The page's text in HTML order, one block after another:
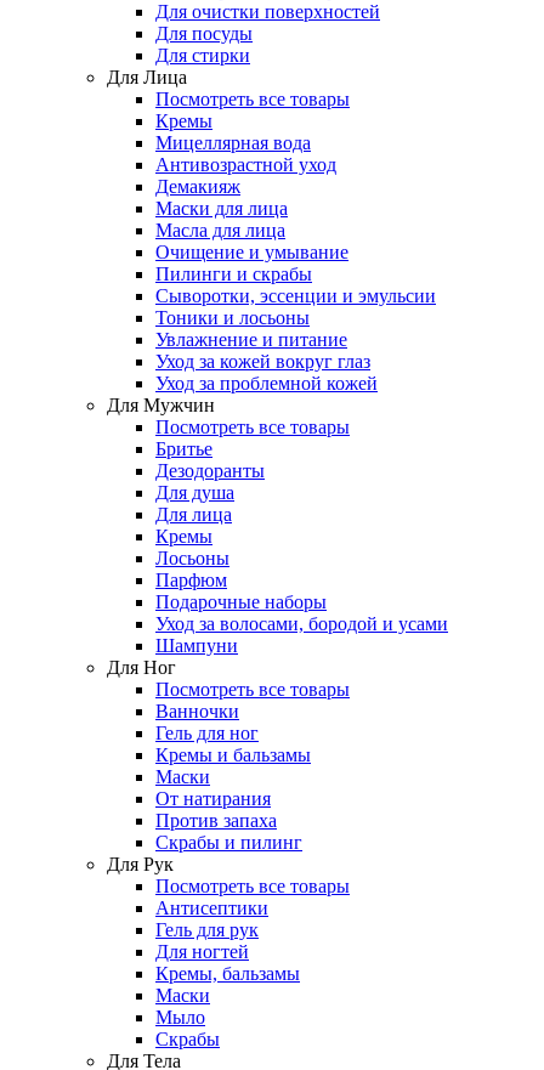
Для очистки поверхностей
Для посуды
Для стирки
Для Лица
Посмотреть все товары
Кремы
Мицеллярная вода
Антивозрастной уход
Демакияж
Маски для лица
Масла для лица
Очищение и умывание
Пилинги и скрабы
Сыворотки, эссенции и эмульсии
Тоники и лосьоны
Увлажнение и питание
Уход за кожей вокруг глаз
Уход за проблемной кожей
Для Мужчин
Посмотреть все товары
Бритье
Дезодоранты
Для душа
Для лица
Кремы
Лосьоны
Парфюм
Подарочные наборы
Уход за волосами, бородой и усами
Шампуни
Для Ног
Посмотреть все товары
Ванночки
Гель для ног
Кремы и бальзамы
Маски
От натирания
Против запаха
Скрабы и пилинг
Для Рук
Посмотреть все товары
Антисептики
Гель для рук
Для ногтей
Кремы, бальзамы
Маски
Мыло
Скрабы
Для Тела